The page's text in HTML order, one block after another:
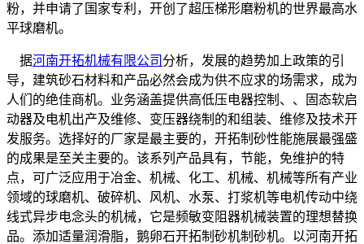
粉，并申请了国家专利，开创了超压梯形磨粉机的世界最高水
平球磨机。
据河南开拓机械有限公司 分析，发展的趋势加上政策的引
导，建筑砂石材料和产品必然会成为供不应求的场需求，成为
人们的绝佳商机。业务涵盖提供高低压电器控制、、固态软启
动器及电机出产及维修、变压器绕制的和组装、维修及技术开
发服务。选择好的厂家是最主要的，开拓制砂性能施展最强盛
的成果是至关主要的。该系列产品具有，节能，免维护的特
点，可广泛应用于冶金、机械、化工、机械、机械等所有产业
领域的球磨机、破碎机、风机、水泵、打浆机等电机传动中绕
线式异步电念头的机械，它是频敏变阻器机械装置的理想替换
品。添加适量润滑脂，鹅卵石开拓制砂机制砂机。以河南开拓